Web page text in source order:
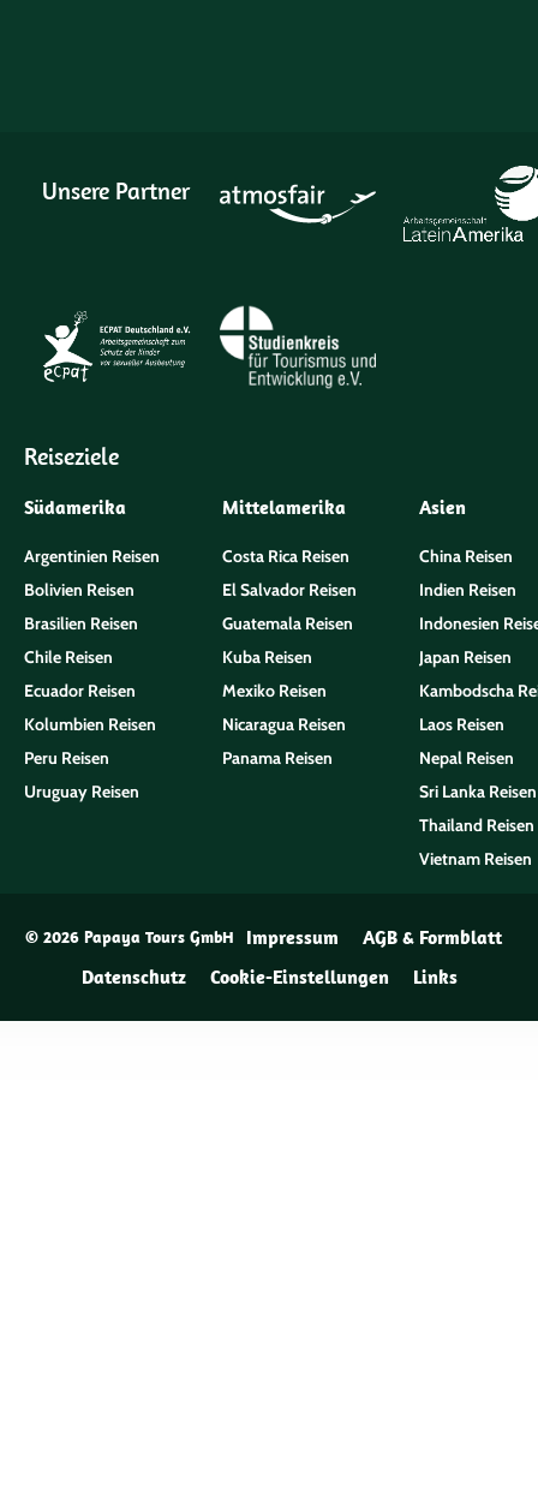
Unsere Partner
Reiseziele
Südamerika
Argentinien Reisen
Bolivien Reisen
Brasilien Reisen
Chile Reisen
Ecuador Reisen
Kolumbien Reisen
Peru Reisen
Uruguay Reisen
Mittelamerika
Costa Rica Reisen
El Salvador Reisen
Guatemala Reisen
Kuba Reisen
Mexiko Reisen
Nicaragua Reisen
Panama Reisen
Asien
China Reisen
Indien Reisen
Indonesien
Japan Reisen
Kambodscha
Laos Reisen
Nepal Reisen
Sri Lanka Reisen
Thailand Reisen
Vietnam Reisen
© 2026 Papaya Tours GmbH Impressum
AGB & Formblatt
Datenschutz
Cookie-Einstellungen Links